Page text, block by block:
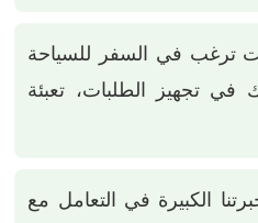
ترغب في السفر للسياحة
في تجهيز الطلبات، تعبئة
الكبيرة في التعامل مع